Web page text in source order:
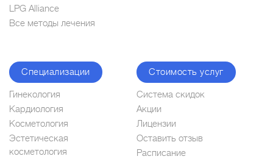
LPG Alliance
Все методы лечения
Специализации
Гинекология
Кардиология
Косметология
Эстетическая
косметология
Стоимость услуг
Система скидок
Акции
Лицензии
Оставить отзыв
Расписание